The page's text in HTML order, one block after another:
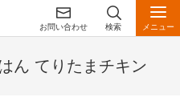
お問い合わせ 検索 メニュー
ん てりたまチキン